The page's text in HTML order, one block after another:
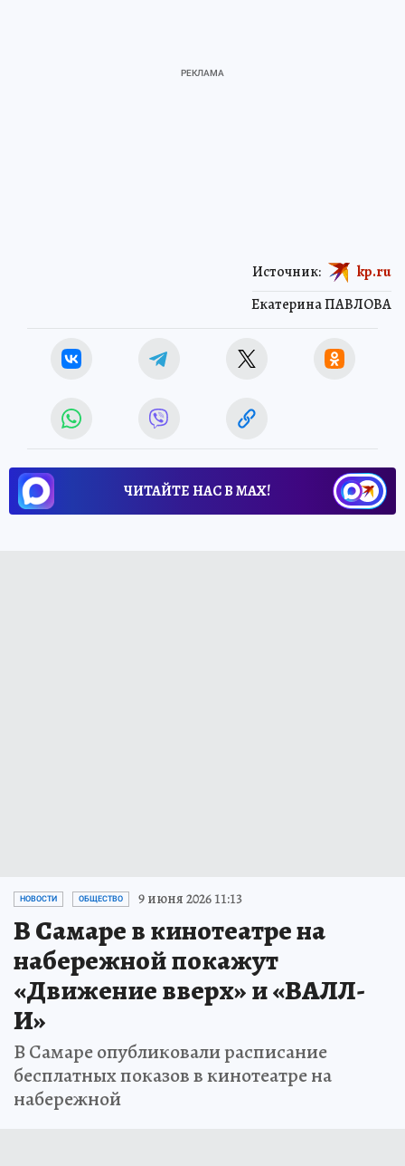
Екатерина ПАВЛОВА
Источник: kp.ru
ЧИТАЙТЕ НАС В МАХ!
НОВОСТИ ОБЩЕСТВО 9 июня 2026 11:13
В Самаре в кинотеатре на
набережной покажут
«Движение вверх» и «ВАЛЛ-
И»
В Самаре опубликовали расписание
бесплатных показов в кинотеатре на
набережной